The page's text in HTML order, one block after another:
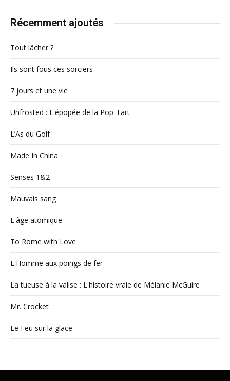
Récemment ajoutés
Tout lâcher ?
Ils sont fous ces sorciers
7 jours et une vie
Unfrosted : L'épopée de la Pop-Tart
L’As du Golf
Made In China
Senses 1&2
Mauvais sang
L'âge atomique
To Rome with Love
L'Homme aux poings de fer
La tueuse à la valise : L'histoire vraie de Mélanie McGuire
Mr. Crocket
Le Feu sur la glace